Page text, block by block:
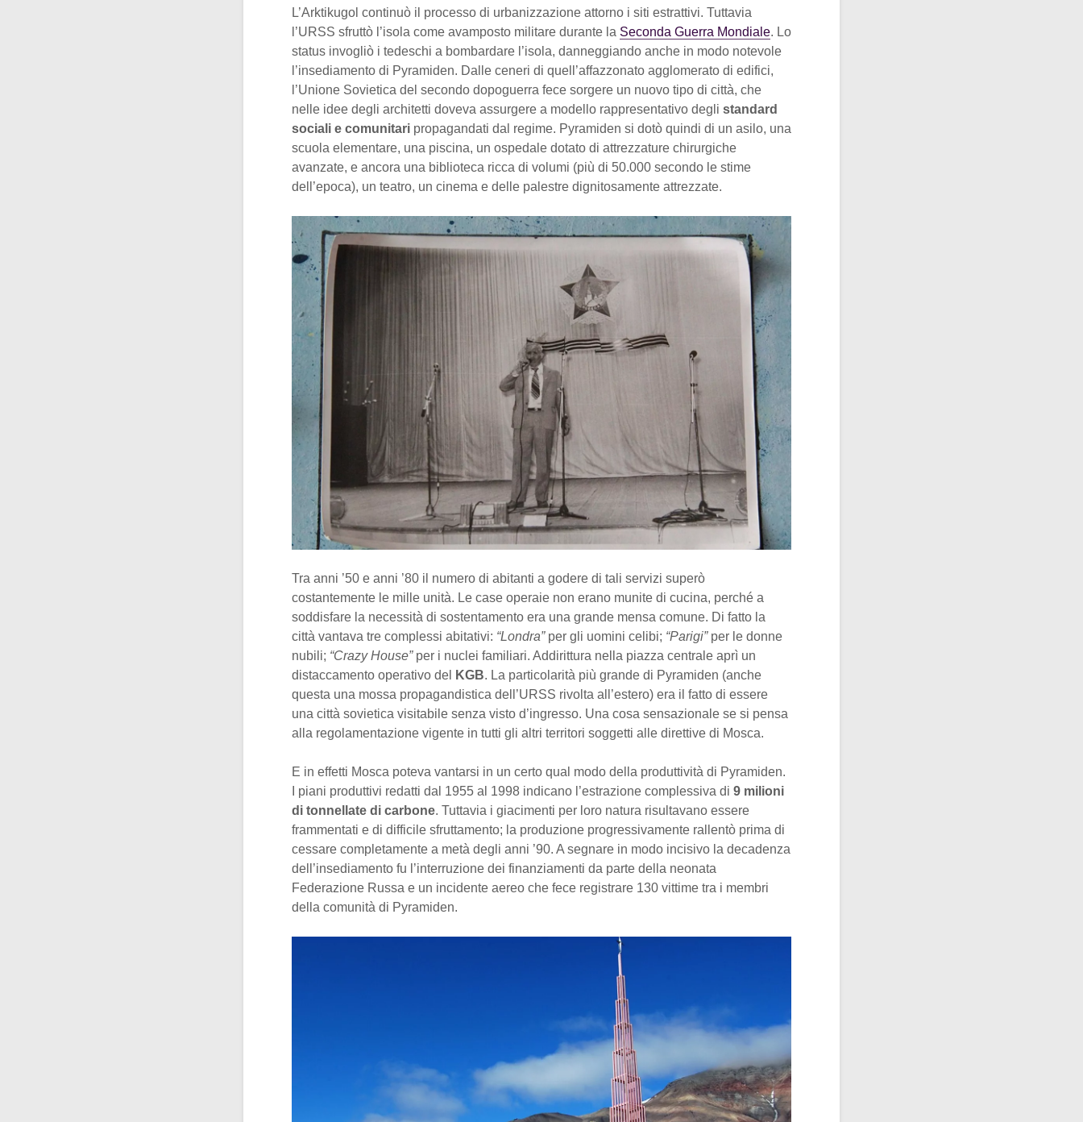
L’Arktikugol continuò il processo di urbanizzazione attorno i siti estrattivi. Tuttavia
l’URSS sfruttò l’isola come avamposto militare durante la Seconda Guerra Mondiale. Lo
status invogliò i tedeschi a bombardare l’isola, danneggiando anche in modo notevole
l’insediamento di Pyramiden. Dalle ceneri di quell’affazzonato agglomerato di edifici,
l’Unione Sovietica del secondo dopoguerra fece sorgere un nuovo tipo di città, che
nelle idee degli architetti doveva assurgere a modello rappresentativo degli standard
sociali e comunitari propagandati dal regime. Pyramiden si dotò quindi di un asilo, una
scuola elementare, una piscina, un ospedale dotato di attrezzature chirurgiche
avanzate, e ancora una biblioteca ricca di volumi (più di 50.000 secondo le stime
dell’epoca), un teatro, un cinema e delle palestre dignitosamente attrezzate.
Tra anni ’50 e anni ’80 il numero di abitanti a godere di tali servizi superò
costantemente le mille unità. Le case operaie non erano munite di cucina, perché a
soddisfare la necessità di sostentamento era una grande mensa comune. Di fatto la
città vantava tre complessi abitativi: “Londra”per gli uomini celibi; “Parigi”per le donne
nubili; “Crazy House”per i nuclei familiari. Addirittura nella piazza centrale aprì un
distaccamento operativo del
KGB. La particolarità più grande di Pyramiden (anche
questa una mossa propagandistica dell’URSS rivolta all’estero) era il fatto di essere
una città sovietica visitabile senza visto d’ingresso. Una cosa sensazionale se si pensa
alla regolamentazione vigente in tutti gli altri territori soggetti alle direttive di Mosca.
E in effetti Mosca poteva vantarsi in un certo qual modo della produttività di Pyramiden.
I piani produttivi redatti dal 1955 al 1998 indicano l’estrazione complessiva di 9 milioni
di tonnellate di carbone. Tuttavia i giacimenti per loro natura risultavano essere
frammentati e di difficile sfruttamento; la produzione progressivamente rallentò prima di
cessare completamente a metà degli anni ’90. A segnare in modo incisivo la decadenza
dell’insediamento fu l’interruzione dei finanziamenti da parte della neonata
Federazione Russa e un incidente aereo che fece registrare 130 vittime tra i membri
della comunità di Pyramiden.